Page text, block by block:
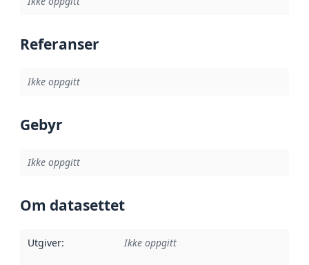
Referanser
Ikke oppgitt
Gebyr
Ikke oppgitt
Om datasettet
Utgiver: Ikke oppgitt